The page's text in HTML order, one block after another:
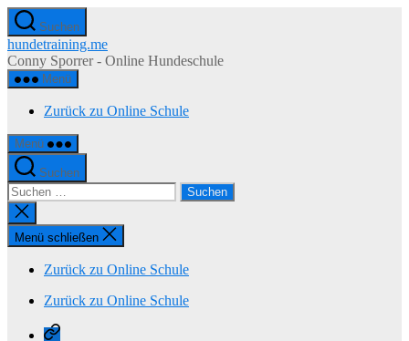
Zum
Inhalt
springen
Suchen
hundetraining.me
Conny Sporrer - Online Hundeschule
Menü
Zurück zu Online Schule
Menü
Suchen
Suchen
nach:
Suche
schließen
Menü schließen
Zurück zu Online Schule
Zurück zu Online Schule
Zurück